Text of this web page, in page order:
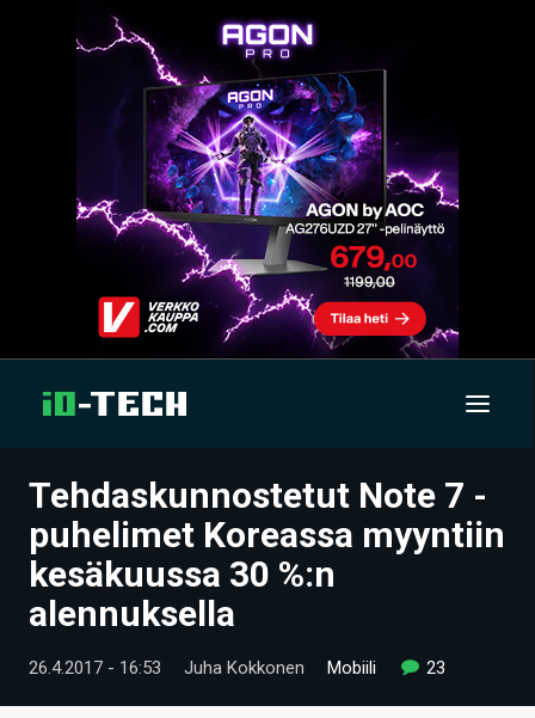
UUTISET
ARTIKKELIT
VIDEOT
TECHBBS
Tehdaskunnostetut Note 7 -
puhelimet Koreassa myyntiin
kesäkuussa 30 %:n
alennuksella
26.4.2017 - 16:53 Juha Kokkonen Mobiili 23